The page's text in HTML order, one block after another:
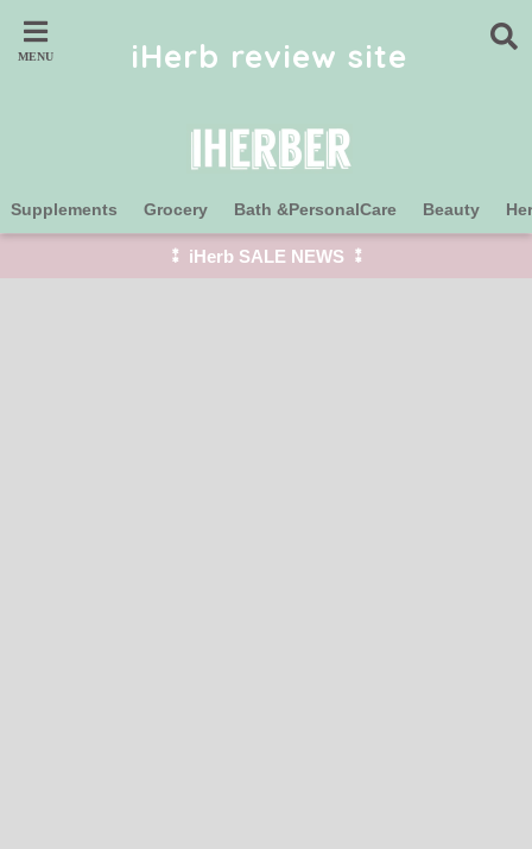
iHerb review site
Supplements Grocery Bath &PersonalCare Beauty
⁑ iHerb SALE NEWS ⁑